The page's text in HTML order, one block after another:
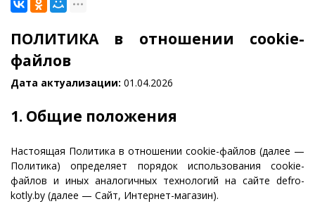
ПОЛИТИКА в отношении cookie-
файлов
Дата актуализации: 01.04.2026
1. Общие положения
Настоящая Политика в отношении cookie-файлов (далее —
Политика) определяет порядок использования cookie-
файлов и иных аналогичных технологий на сайте defro-
kotly.by (далее — Сайт, Интернет-магазин).